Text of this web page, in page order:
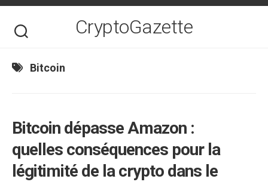
Skip
content
CryptoGazette
Bitcoin
Bitcoin dépasse Amazon :
quelles conséquences pour la
légitimité de la crypto dans le